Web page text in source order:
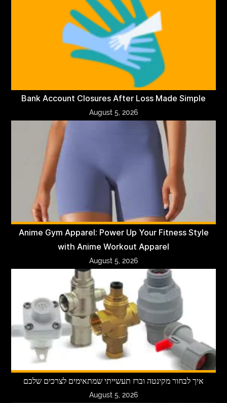
Bank Account Closures After Loss Made Simple
August 5, 2026
Anime Gym Apparel: Power Up Your Fitness Style
with Anime Workout Apparel
August 5, 2026
איך לבחור מקינטה וברז תעשייתי שמתאימים לצרכים שלכם
August 5, 2026